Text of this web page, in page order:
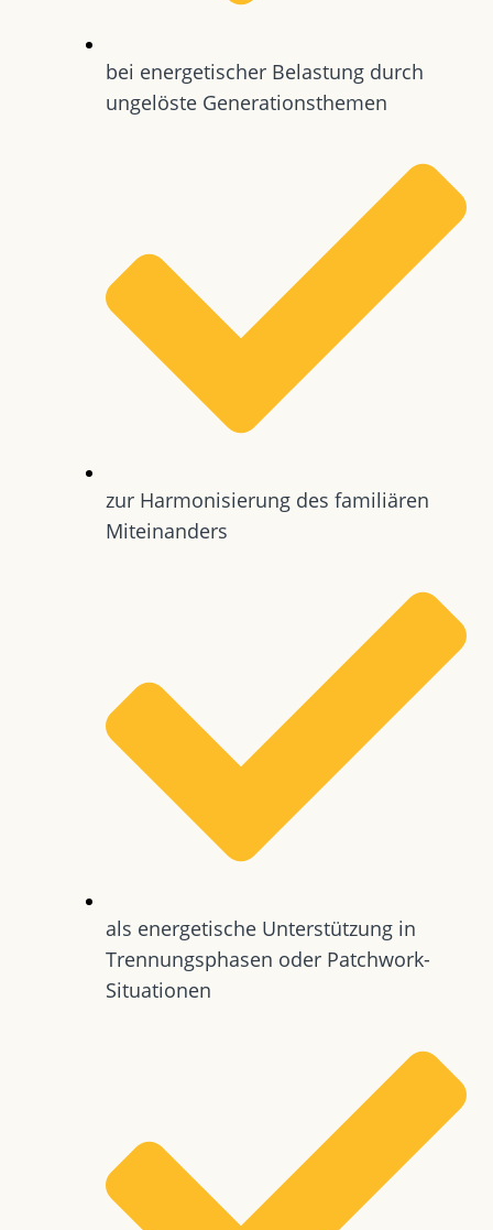
bei energetischer Belastung durch
ungelöste Generationsthemen
zur Harmonisierung des familiären
Miteinanders
als energetische Unterstützung in
Trennungsphasen oder Patchwork-
Situationen